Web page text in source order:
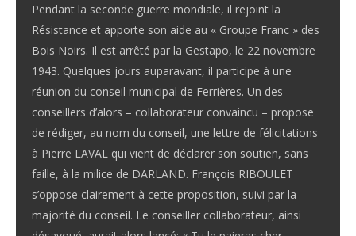
Pendant la seconde guerre mondiale, il rejoint la
Résistance et apporte son aide au « Groupe Franc » des
Bois Noirs. Il est arrêté par la Gestapo, le 22 novembre
1943. Quelques jours auparavant, il participe à une
réunion du conseil municipal de Ferrières. Un des
conseillers d’alors – collaborateur convaincu – propose
de rédiger, au nom du conseil, une lettre de félicitations
à Pierre LAVAL qui vient de déclarer son soutien, sans
faille, à la milice de DARLAND. François RIBOULET
s’oppose clairement à cette proposition, suivi par la
majorité du conseil. Le conseiller collaborateur, ainsi